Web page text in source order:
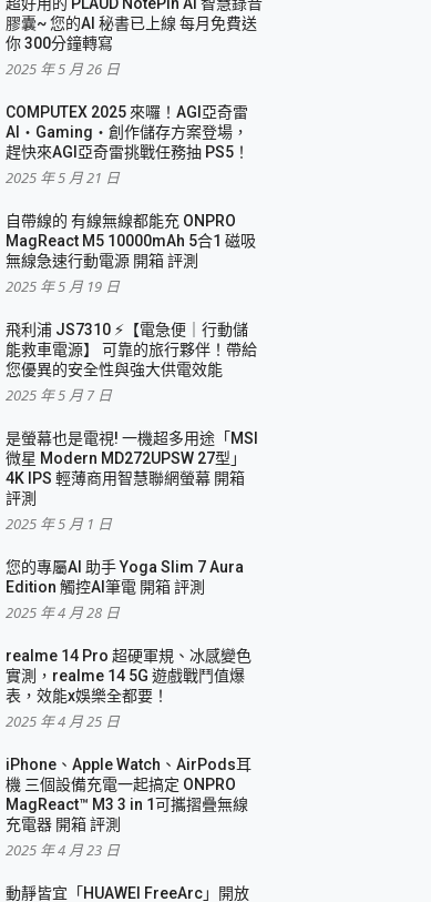
膠囊~ 您的AI 秘書已上線 每月免費送
你 300分鐘轉寫
2025 年 5 月 26 日
COMPUTEX 2025 來囉！AGI亞奇雷
AI・Gaming・創作儲存方案登場，
趕快來AGI亞奇雷挑戰任務抽 PS5！
2025 年 5 月 21 日
自帶線的 有線無線都能充 ONPRO
MagReact M5 10000mAh 5合1 磁吸
無線急速行動電源 開箱 評測
2025 年 5 月 19 日
飛利浦 JS7310 ⚡【電急便｜行動儲
能救車電源】 可靠的旅行夥伴！帶給
您優異的安全性與強大供電效能
2025 年 5 月 7 日
是螢幕也是電視! 一機超多用途「MSI
微星 Modern MD272UPSW 27型」
4K IPS 輕薄商用智慧聯網螢幕 開箱
評測
2025 年 5 月 1 日
您的專屬AI 助手 Yoga Slim 7 Aura
Edition 觸控AI筆電 開箱 評測
2025 年 4 月 28 日
realme 14 Pro 超硬軍規、冰感變色
實測，realme 14 5G 遊戲戰鬥值爆
表，效能x娛樂全都要！
2025 年 4 月 25 日
iPhone、Apple Watch、AirPods耳
機 三個設備充電一起搞定 ONPRO
MagReact™ M3 3 in 1可攜摺疊無線
充電器 開箱 評測
2025 年 4 月 23 日
動靜皆宜「HUAWEI FreeArc」開放